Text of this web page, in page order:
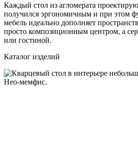
Каждый стол из агломерата
получился эргономичным и при этом
мебель идеально дополняет
просто композиционным центром, а
или гостиной.
Каталог изделий